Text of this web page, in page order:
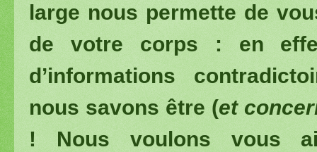
large nous permette de
de votre corps : en
d’informations
nous savons être (et
! Nous voulons vous